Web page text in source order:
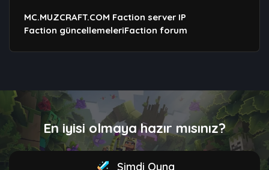
MC.MUZCRAFT.COM Faction server IP
Faction güncellemeleriFaction forum
En iyisi olmaya hazır mısınız?
Şimdi Oyna